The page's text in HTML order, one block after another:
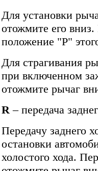
Для установки
отожмите его
положение "Р"
Для страгивания
при включенном
отожмите рычаг
R – передача
Передачу заднего
остановки
холостого хода.